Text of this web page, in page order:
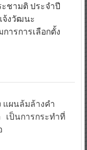
ชามติ ประจำปี
นแจ้งวัฒนะ
ารการเลือกตั้ง
แผนล้มล้างคำ
เป็นการกระทำที่